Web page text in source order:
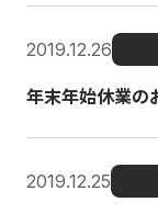
2019.12.26
年末年始休業の
2019.12.25